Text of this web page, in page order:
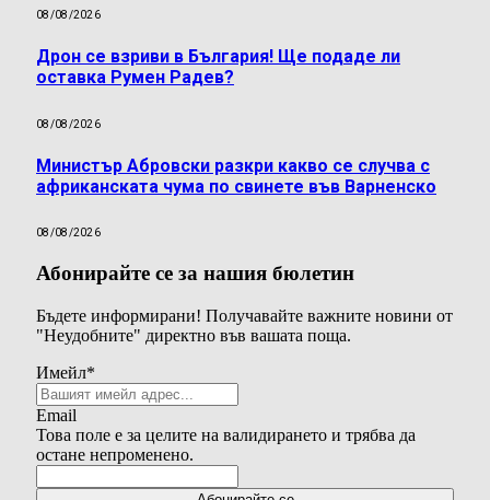
08/08/2026
Дрон се взриви в България! Ще подаде ли
оставка Румен Радев?
08/08/2026
Министър Абровски разкри какво се случва с
африканската чума по свинете във Варненско
08/08/2026
Абонирайте се за нашия бюлетин
Бъдете информирани! Получавайте важните новини от
"Неудобните" директно във вашата поща.
Имейл*
Email
Това поле е за целите на валидирането и трябва да
остане непроменено.